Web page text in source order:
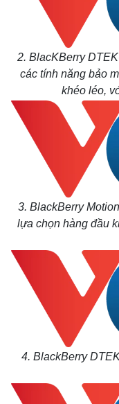
2. BlacKBerry
các tính năng bảo
khéo léo,
3. BlackBerry
lựa chọn hàng đầu
4. BlackBerry